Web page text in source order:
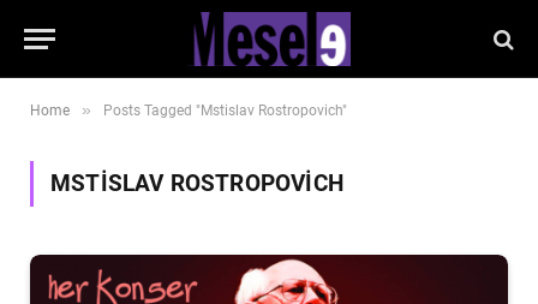
Home » Posts Tagged "Mstislav Rostropovich"
MSTISLAV ROSTROPOVICH